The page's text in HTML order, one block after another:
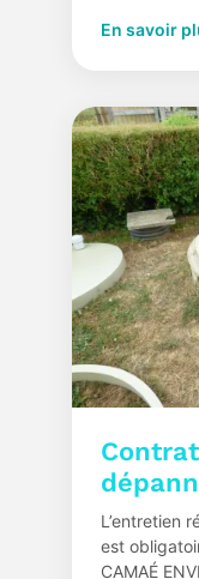
En savoir
L’entretien
est
CAMAÉ